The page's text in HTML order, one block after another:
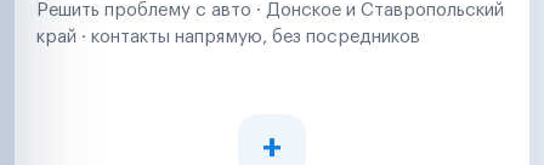
Решить проблему с авто · Донское и Ставропольский
край · контакты напрямую, без посредников